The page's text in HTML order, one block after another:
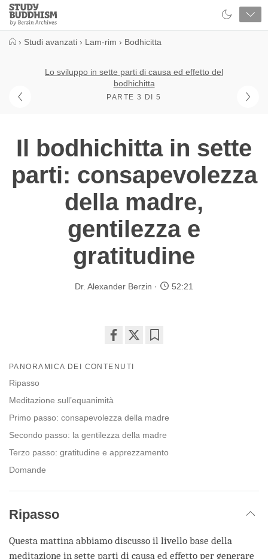
Close
Study
Buddhism
› Studi avanzati › Lam-rim › Bodhicitta
Lo sviluppo in sette parti di causa ed effetto del
bodhichitta
PARTE 3 DI 5
Il bodhichitta in sette
parti: consapevolezza
della madre,
gentilezza e
gratitudine
Dr. Alexander Berzin 52:21
on
PANORAMICA DEI CONTENUTI
Ripasso
Meditazione sull’equanimità
Primo passo: consapevolezza della madre
Secondo passo: la gentilezza della madre
Terzo passo: gratitudine e apprezzamento
Domande
Ripasso
Questa mattina abbiamo discusso il livello base della
meditazione in sette parti di causa ed effetto per generare